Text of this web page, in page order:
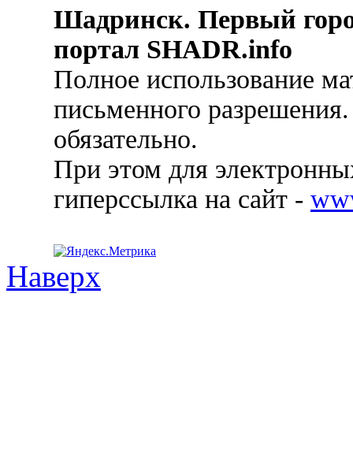
Шадринск. Первый
портал SHADR.info
Полное использование
письменного
обязательно.
При этом для
гиперссылка на сайт -
Наверх